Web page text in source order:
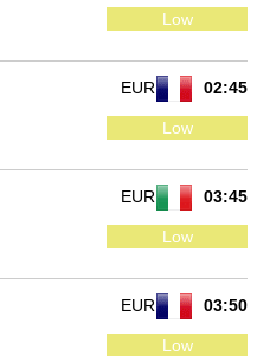
Low
02:45
EUR
Low
03:45
EUR
Low
03:50
EUR
Low